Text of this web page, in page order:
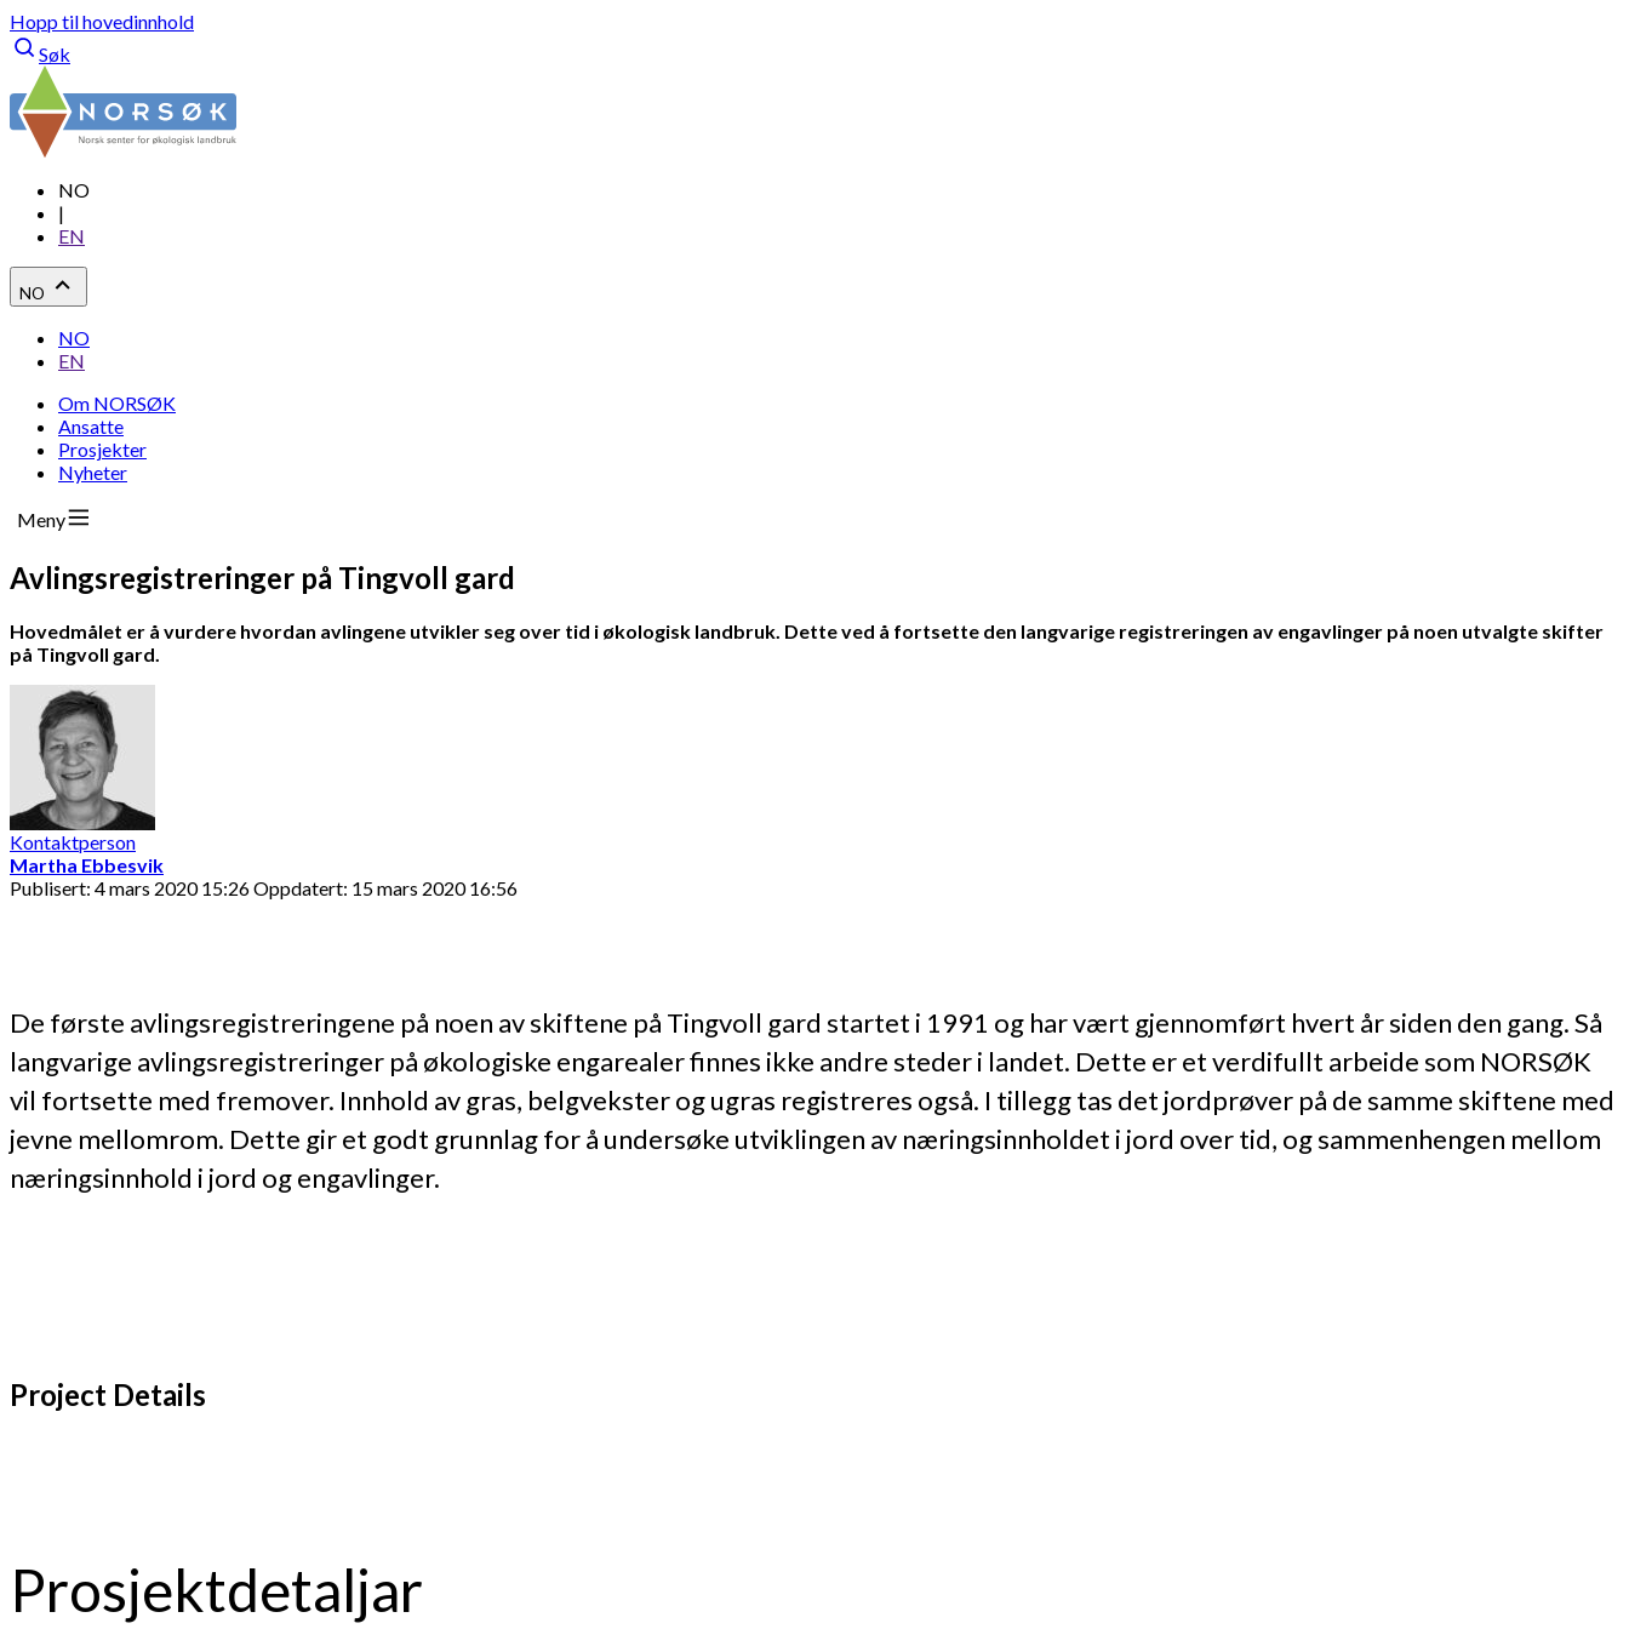
Hopp til hovedinnhold
Søk
NO
|
EN
NO
NO
EN
Om NORSØK
Ansatte
Prosjekter
Nyheter
Meny
Avlingsregistreringer på Tingvoll gard
Hovedmålet er å vurdere hvordan avlingene utvikler seg over tid i økologisk landbruk. Dette ved å fortsette den langvarige registreringen av engavlinger på noen utvalgte skifter
på Tingvoll gard.
Kontaktperson
Martha Ebbesvik
Publisert: 4 mars 2020 15:26Oppdatert: 15 mars 2020 16:56
De første avlingsregistreringene på noen av skiftene på Tingvoll gard startet i 1991 og har vært gjennomført hvert år siden den gang. Så
langvarige avlingsregistreringer på økologiske engarealer finnes ikke andre steder i landet. Dette er et verdifullt arbeide som NORSØK
vil fortsette med fremover. Innhold av gras, belgvekster og ugras registreres også. I tillegg tas det jordprøver på de samme skiftene med
jevne mellomrom. Dette gir et godt grunnlag for å undersøke utviklingen av næringsinnholdet i jord over tid, og sammenhengen mellom
næringsinnhold i jord og engavlinger.
Project Details
Prosjektdetaljar